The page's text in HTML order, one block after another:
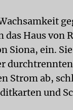
Haus von
Siona, ein.
Strom ab,
und